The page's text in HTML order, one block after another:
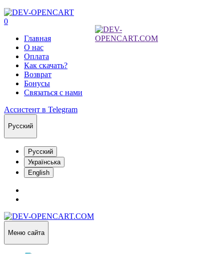
0
Главная
О нас
Оплата
Как скачать?
Возврат
Бонусы
Связаться с нами
Ассистент в Telegram
Русский
Русский
Українська
English
Меню сайта